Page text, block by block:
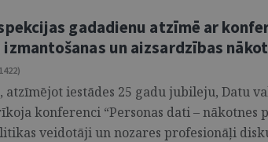
gadadienu atzīmē ar
un aizsardzības
atzīmējot iestādes 25 gadu jubileju, Datu
konferenci “Personas dati – nākotnes
veidotāji un nozares profesionāļi